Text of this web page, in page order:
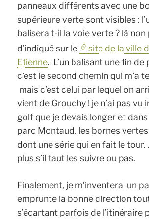
panneaux différents avec une
supérieure verte sont visibles :
baliserait-il la voie verte ? là non
d’indiqué sur le
site de la ville
Etienne. L’un balisant une fin de
c’est le second chemin qui m’a
mais c’est celui par lequel on
vient de Grouchy ! je n’ai pas vu
golf que je devais longer et dans
parc Montaud, les bornes
dont une série qui en fait le tour.
plus s’il faut les suivre ou pas.
Finalement, je m’inventerai un
emprunte la bonne direction
s’écartant parfois de l’itinéraire